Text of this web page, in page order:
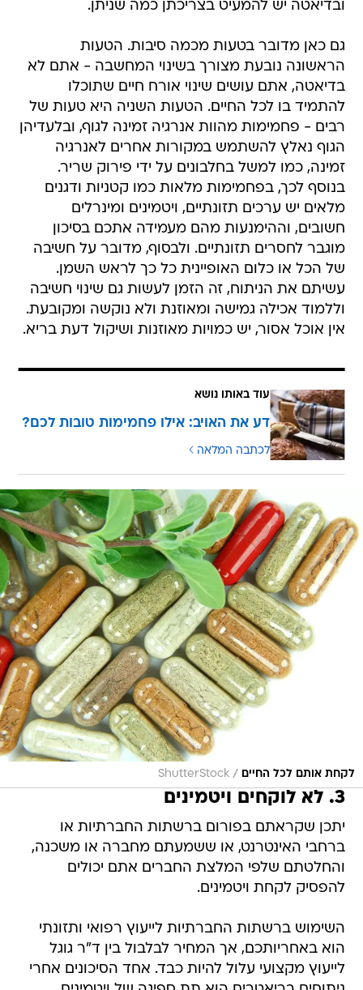
ובדיאטה יש להמעיט בצריכתן כמה שניתן.
גם כאן מדובר בטעות מכמה סיבות. הטעות
הראשונה נובעת מצורך בשינוי המחשבה - אתם לא
בדיאטה, אתם עושים שינוי אורח חיים שתוכלו
להתמיד בו לכל החיים. הטעות השניה היא טעות של
רבים - פחמימות מהוות אנרגיה זמינה לגוף, ובלעדיהן
הגוף נאלץ להשתמש במקורות אחרים לאנרגיה
זמינה, כמו למשל בחלבונים על ידי פירוק שריר.
בנוסף לכך, בפחמימות מלאות כמו קטניות ודגנים
מלאים יש ערכים תזונתיים, ויטמינים ומינרלים
חשובים, וההימנעות מהם מעמידה אתכם בסיכון
מוגבר לחסרים תזונתיים. ולבסוף, מדובר על חשיבה
של הכל או כלום האופיינית כל כך לראש השמן.
עשיתם את הניתוח, זה הזמן לעשות גם שינוי חשיבה
וללמוד אכילה גמישה ומאוזנת ולא נוקשה ומקובעת.
אין אוכל אסור, יש כמויות מאוזנות ושיקול דעת בריא.
עוד באותו נושא
דע את האויב: אילו פחמימות טובות לכם?
לכתבה המלאה
לקחת אותם לכל החיים /
ShutterStock
3. לא לוקחים ויטמינים
יתכן שקראתם בפורום ברשתות החברתיות או
ברחבי האינטרנט, או ששמעתם מחברה או משכנה,
והחלטתם שלפי המלצת החברים אתם יכולים
להפסיק לקחת ויטמינים.
השימוש ברשתות החברתיות לייעוץ רפואי ותזונתי
הוא באחריותכם, אך המחיר לבלבול בין ד"ר גוגל
לייעוץ מקצועי עלול להיות כבד. אחד הסיכונים אחרי